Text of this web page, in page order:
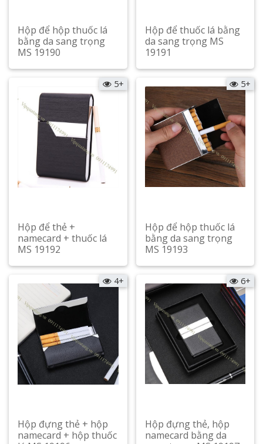
Hộp để hộp thuốc lá
bằng da sang trọng
MS 19190
Xem chi tiết
Hộp để thuốc lá bằng
da sang trọng MS
19191
Xem chi tiết
5+
Hộp để thẻ +
namecard + thuốc lá
MS 19192
Xem chi tiết
5+
Hộp để hộp thuốc lá
bằng da sang trọng
MS 19193
Xem chi tiết
4+
Hộp đựng thẻ + hộp
namecard + hộp thuốc
6+
Hộp đựng thẻ, hộp
namecard bằng da